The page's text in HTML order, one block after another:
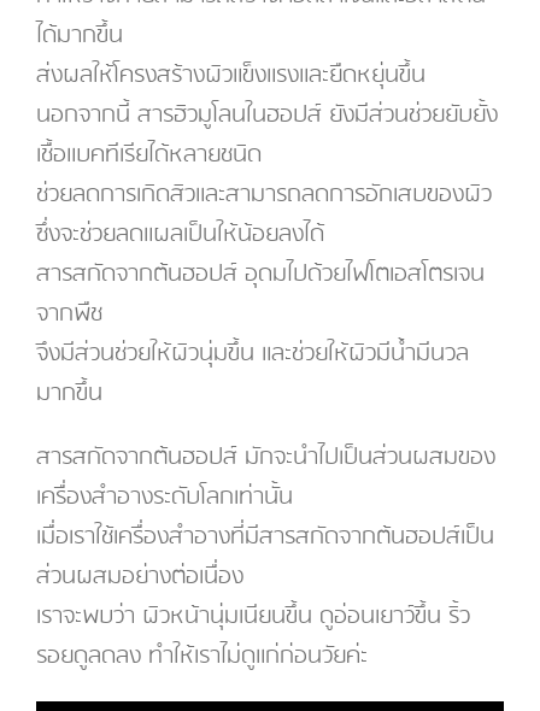
ได้มากขึ้น
ส่งผลให้โครงสร้างผิวแข็งแรงและยืดหยุ่นขึ้น
นอกจากนี้ สารฮิวมูโลนในฮอปส์ ยังมีส่วนช่วยยับยั้ง
เชื้อแบคทีเรียได้หลายชนิด
ช่วยลดการเกิดสิวและสามารถลดการอักเสบของผิว
ซึ่งจะช่วยลดแผลเป็นให้น้อยลงได้
สารสกัดจากต้นฮอปส์ อุดมไปด้วยไฟโตเอสโตรเจน
จากพืช
จึงมีส่วนช่วยให้ผิวนุ่มขึ้น และช่วยให้ผิวมีน้ำมีนวล
มากขึ้น
สารสกัดจากต้นฮอปส์ มักจะนำไปเป็นส่วนผสมของ
เครื่องสำอางระดับโลกเท่านั้น
เมื่อเราใช้เครื่องสำอางที่มีสารสกัดจากต้นฮอปส์เป็น
ส่วนผสมอย่างต่อเนื่อง
เราจะพบว่า ผิวหน้านุ่มเนียนขึ้น ดูอ่อนเยาว์ขึ้น ริ้ว
รอยดูลดลง ทำให้เราไม่ดูแก่ก่อนวัยค่ะ